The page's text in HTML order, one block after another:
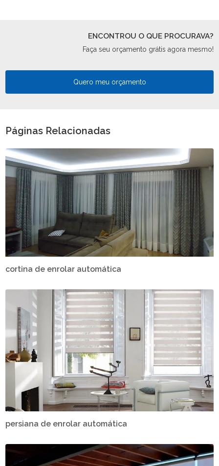
ENCONTROU O QUE PROCURAVA?
Faça seu orçamento grátis agora mesmo!
Quero meu orçamento
Páginas Relacionadas
cortina de enrolar automática
persiana de enrolar automática